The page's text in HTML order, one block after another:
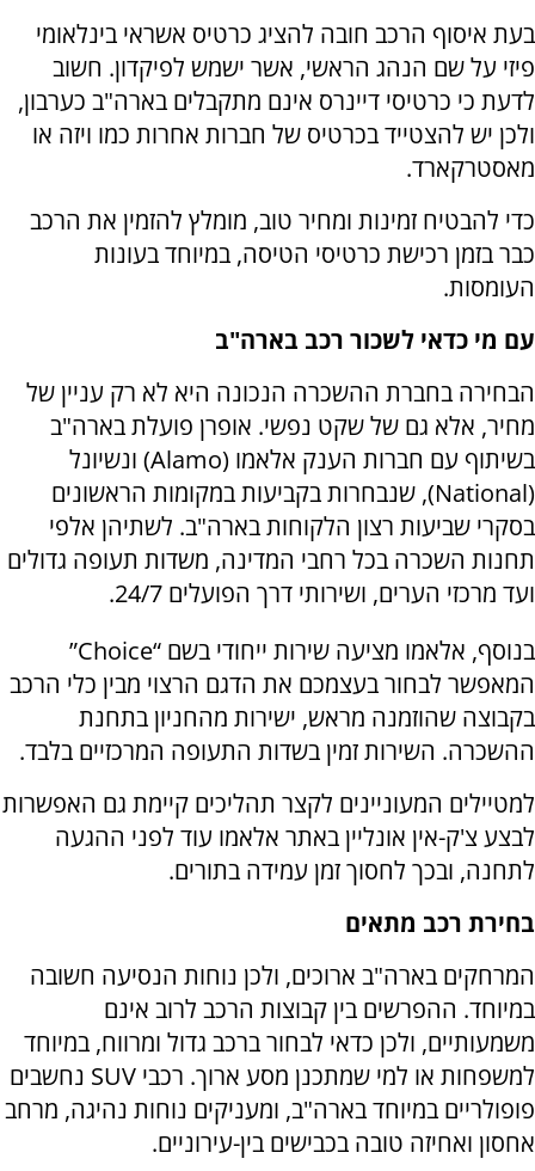
בעת איסוף הרכב חובה להציג כרטיס אשראי בינלאומי
פיזי על שם הנהג הראשי, אשר ישמש לפיקדון. חשוב
לדעת כי כרטיסי דיינרס אינם מתקבלים בארה"ב כערבון,
ולכן יש להצטייד בכרטיס של חברות אחרות כמו ויזה או
מאסטרקארד.
כדי להבטיח זמינות ומחיר טוב, מומלץ להזמין את הרכב
כבר בזמן רכישת כרטיסי הטיסה, במיוחד בעונות
העומסות.
עם מי כדאי לשכור רכב בארה"ב
הבחירה בחברת ההשכרה הנכונה היא לא רק עניין של
מחיר, אלא גם של שקט נפשי. אופרן פועלת בארה"ב
בשיתוף עם חברות הענק אלאמו (Alamo) ונשיונל
(
National), שנבחרות בקביעות במקומות הראשונים
בסקרי שביעות רצון הלקוחות בארה"ב. לשתיהן אלפי
תחנות השכרה בכל רחבי המדינה, משדות תעופה גדולים
ועד מרכזי הערים, ושירותי דרך הפועלים 24/7.
בנוסף, אלאמו מציעה שירות ייחודי בשם “Choice
”
המאפשר לבחור בעצמכם את הדגם הרצוי מבין כלי הרכב
בקבוצה שהוזמנה מראש, ישירות מהחניון בתחנת
ההשכרה. השירות זמין בשדות התעופה המרכזיים בלבד.
למטיילים המעוניינים לקצר תהליכים קיימת גם האפשרות
לבצע צ'ק-אין אונליין באתר אלאמו עוד לפני ההגעה
לתחנה, ובכך לחסוך זמן עמידה בתורים.
בחירת רכב מתאים
המרחקים בארה"ב ארוכים, ולכן נוחות הנסיעה חשובה
במיוחד. ההפרשים בין קבוצות הרכב לרוב אינם
משמעותיים, ולכן כדאי לבחור ברכב גדול ומרווח, במיוחד
למשפחות או למי שמתכנן מסע ארוך. רכבי SUV נחשבים
פופולריים במיוחד בארה"ב, ומעניקים נוחות נהיגה, מרחב
אחסון ואחיזה טובה בכבישים בין-עירוניים.